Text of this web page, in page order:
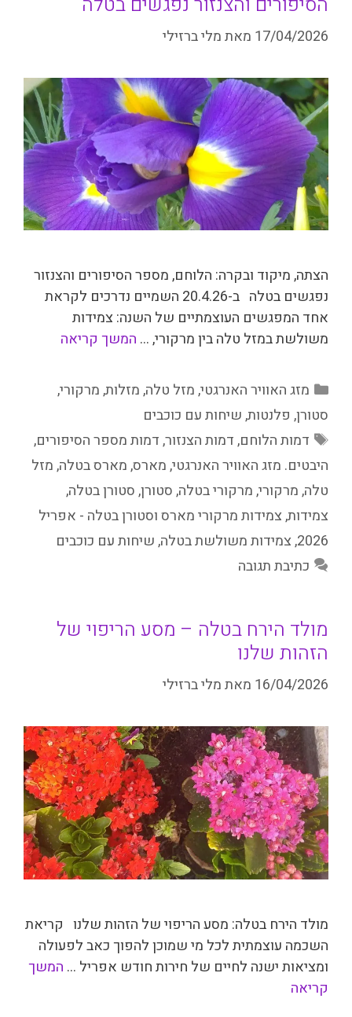
17/04/2026 מאתמלי ברזילי
הצתה, מיקוד ובקרה: הלוחם, מספר הסיפורים והצנזור
נפגשים בטלה ב-20.4.26 השמיים נדרכים לקראת
אחד המפגשים העוצמתיים של השנה: צמידות
משולשת במזל טלה בין מרקורי, … המשך קריאה
קטגוריות
מזג האוויר האנרגטי,מזל טלה,מזלות,מרקורי,
סטורן, פלנטות,שיחות עם כוכבים
תגיות
דמות הלוחם,דמות הצנזור,דמות מספר הסיפורים,
היבטים. מזג האוויר האנרגטי,מארס,מארס בטלה,מזל
טלה,מרקורי,מרקורי בטלה,סטורן,סטורן בטלה,
צמידות,צמידות מרקורי מארס וסטורן בטלה - אפריל
2026
,צמידות משולשת בטלה,שיחות עם כוכבים
כתיבת תגובה
מולד הירח בטלה – מסע הריפוי של
הזהות שלנו
16/04/2026 מאתמלי ברזילי
מולד הירח בטלה: מסע הריפוי של הזהות שלנו קריאת
השכמה עוצמתית לכל מי שמוכן להפוך כאב לפעולה
ומציאות ישנה לחיים של חירות חודש אפריל … המשך
קריאה